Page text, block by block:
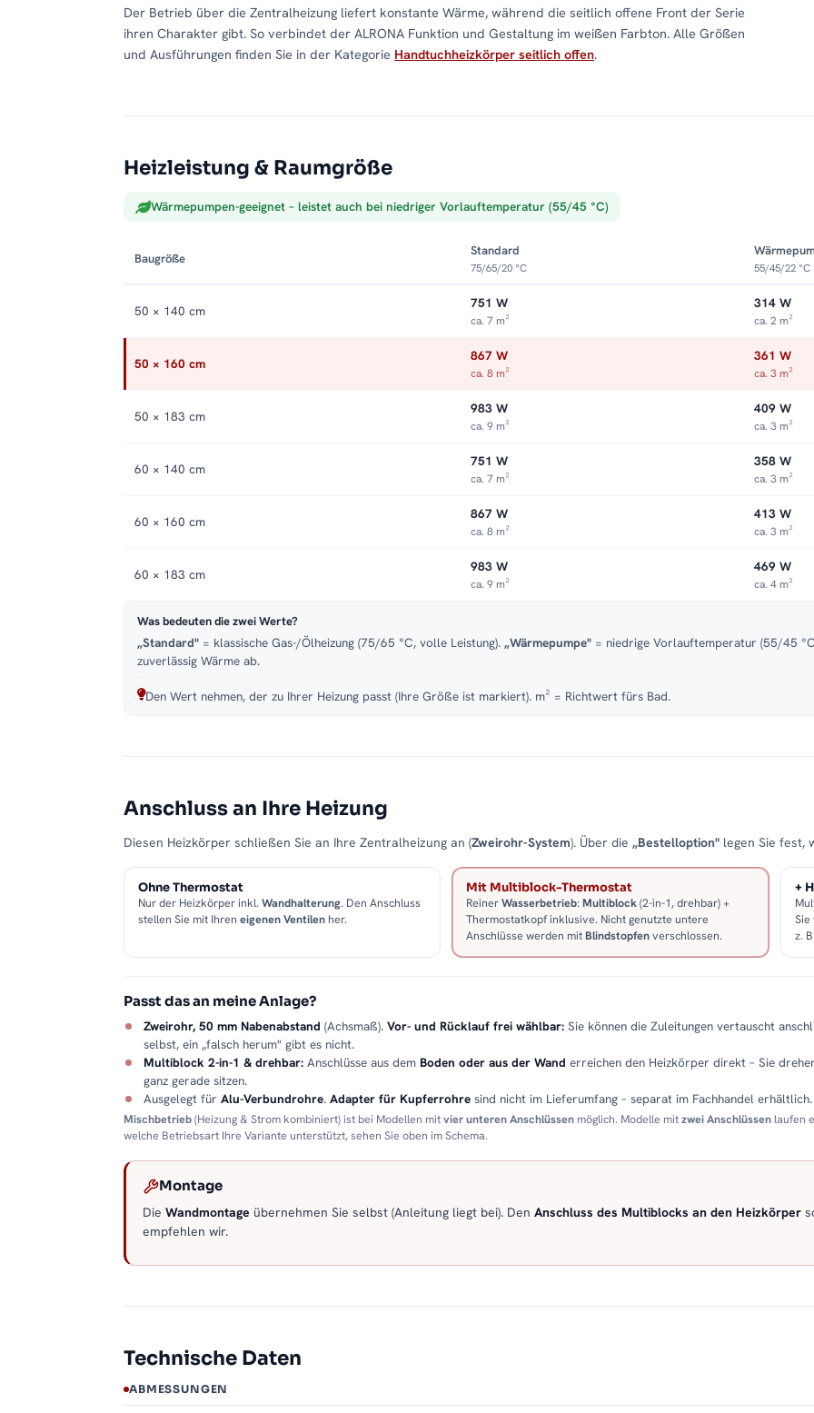
Der Betrieb über die Zentralheizung liefert konstante Wärme, während die seitlich offene Front der Serie
ihren Charakter gibt. So verbindet der ALRONA Funktion und Gestaltung im weißen Farbton. Alle Größen
und Ausführungen finden Sie in der Kategorie Handtuchheizkörper seitlich offen.
Heizleistung & Raumgröße
Wärmepumpen-geeignet – leistet auch bei niedriger Vorlauftemperatur (55/45 °C)
Baugröße
Standard
75/65/20 °C 55/45/22 °C
50 × 140 cm 751 W
ca. 7 m²
314 W
ca. 2 m²
50 × 160 cm 867 W
ca. 8 m²
361 W
ca. 3 m²
50 × 183 cm 983 W
ca. 9 m²
409 W
ca. 3 m²
60 × 140 cm 751 W
ca. 7 m²
358 W
ca. 3 m²
60 × 160 cm 867 W
ca. 8 m²
413 W
ca. 3 m²
60 × 183 cm 983 W
ca. 9 m²
469 W
ca. 4 m²
Was bedeuten die zwei Werte?
„Standard" = klassische Gas-/Ölheizung (75/65 °C, volle Leistung). „Wärmepumpe" = niedrige Vorlauftemperatur (55/45
zuverlässig Wärme ab.
Den Wert nehmen, der zu Ihrer Heizung passt (Ihre Größe ist markiert). m² = Richtwert fürs Bad.
Anschluss an Ihre Heizung
Diesen Heizkörper schließen Sie an Ihre Zentralheizung an (Zweirohr-System). Über die „Bestelloption" legen Sie fest,
Ohne Thermostat
Nur der Heizkörper inkl. Wandhalterung. Den Anschluss
stellen Sie mit Ihren eigenen Ventilen her.
Mit Multiblock-Thermostat
ReinerWasserbetrieb:Multiblock(2-in-1, drehbar) +
Thermostatkopf inklusive. Nicht genutzte untere
Anschlüsse werden mitBlindstopfenverschlossen.
+
z.
Passt das an meine Anlage?
Zweirohr, 50 mm Nabenabstand (Achsmaß). Vor- und Rücklauf frei wählbar: Sie können die Zuleitungen vertauscht
selbst, ein „falsch herum" gibt es nicht.
Multiblock 2-in-1 & drehbar: Anschlüsse aus dem Boden oder aus der Wand erreichen den Heizkörper direkt – Sie
ganz gerade sitzen.
Ausgelegt für Alu-Verbundrohre. Adapter für Kupferrohre sind nicht im Lieferumfang – separat im Fachhandel erhältlich.
Mischbetrieb(Heizung & Strom kombiniert) ist bei Modellen mitvier unteren Anschlüssen möglich. Modelle mitzwei Anschlüssen laufen
welche Betriebsart Ihre Variante unterstützt, sehen Sie oben im Schema.
Montage
Die Wandmontage übernehmen Sie selbst (Anleitung liegt bei). Den Anschluss des Multiblocks an den Heizkörper
empfehlen wir.
Technische Daten
ABMESSUNGEN